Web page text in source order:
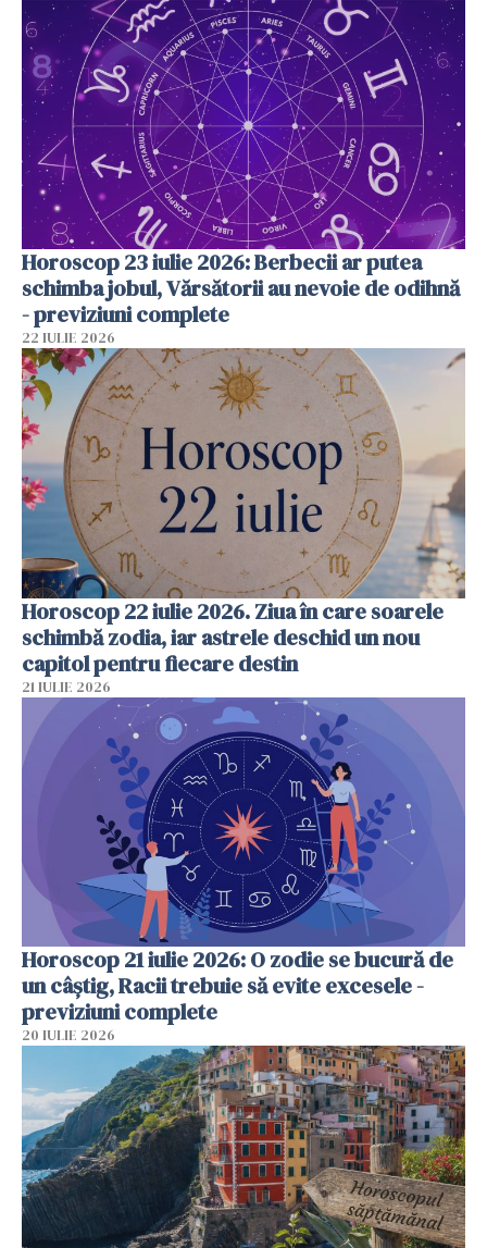
Horoscop 23 iulie 2026: Berbecii ar putea
schimba jobul, Vărsătorii au nevoie de odihnă
- previziuni complete
22 IULIE 2026
Horoscop 22 iulie 2026. Ziua în care soarele
schimbă zodia, iar astrele deschid un nou
capitol pentru fiecare destin
21 IULIE 2026
Horoscop 21 iulie 2026: O zodie se bucură de
un câștig, Racii trebuie să evite excesele -
previziuni complete
20 IULIE 2026